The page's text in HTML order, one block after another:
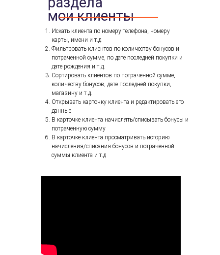
мои клиенты
Искать клиента по номеру телефона, номеру
карты, имени и т.д.
Фильтровать клиентов по количеству бонусов и
потраченной сумме, по дате последней покупки и
дате рождения и т.д.
Сортировать клиентов по потраченной сумме,
количеству бонусов, дате последней покупки,
магазину и т.д.
Открывать карточку клиента и редактировать его
данные
В карточке клиента начислять/списывать бонусы и
потраченную сумму
В карточке клиента просматривать историю
начисления/списания бонусов и потраченной
суммы клиента и т.д